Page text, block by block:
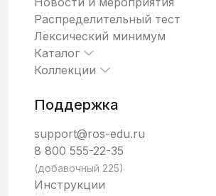
Распределительный тест
Лексический минимум
Каталог
Коллекции
Поддержка
support@ros-edu.ru
8 800 555-22-35
(добавочный 225)
Инструкции